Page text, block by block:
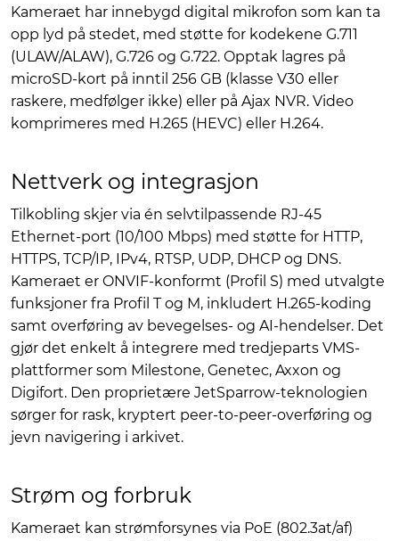
Kameraet har innebygd digital mikrofon som kan ta
opp lyd på stedet, med støtte for kodekene G.711
(ULAW/ALAW), G.726 og G.722. Opptak lagres på
microSD-kort på inntil 256 GB (klasse V30 eller
raskere, medfølger ikke) eller på Ajax NVR. Video
komprimeres med H.265 (HEVC) eller H.264.
Nettverk og integrasjon
Tilkobling skjer via én selvtilpassende RJ-45
Ethernet-port (10/100 Mbps) med støtte for HTTP,
HTTPS, TCP/IP, IPv4, RTSP, UDP, DHCP og DNS.
Kameraet er ONVIF-konformt (Profil S) med utvalgte
funksjoner fra Profil T og M, inkludert H.265-koding
samt overføring av bevegelses- og AI-hendelser. Det
gjør det enkelt å integrere med tredjeparts VMS-
plattformer som Milestone, Genetec, Axxon og
Digifort. Den proprietære JetSparrow-teknologien
sørger for rask, kryptert peer-to-peer-overføring og
jevn navigering i arkivet.
Strøm og forbruk
Kameraet kan strømforsynes via PoE (802.3at/af)